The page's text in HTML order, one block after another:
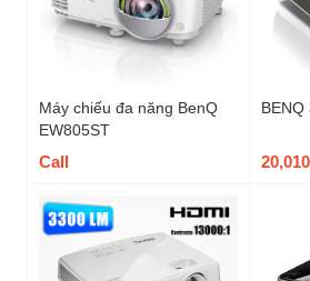
Máy chiếu đa năng BenQ
EW805ST
Call
BENQ